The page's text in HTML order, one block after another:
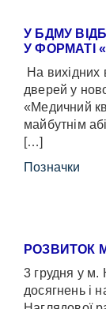
У БДМУ
У ФОРМАТІ
На
дверей у
«Медичний
майбутнім
[…]
Позначки
РОЗВИТОК
3 грудня у м.
досягнень і